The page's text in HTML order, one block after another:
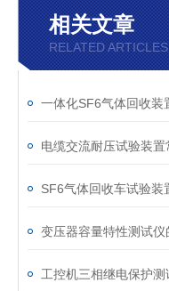
相关文章
RELATED ARTICLES